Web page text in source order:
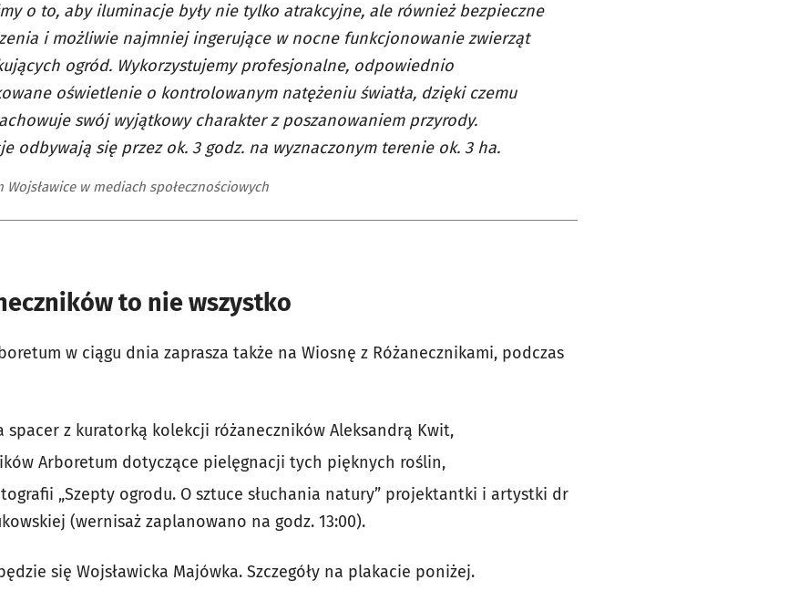
o to, aby iluminacje były nie tylko atrakcyjne, ale również bezpieczne
i możliwie najmniej ingerujące w nocne funkcjonowanie zwierząt
ogród. Wykorzystujemy profesjonalne, odpowiednio
oświetlenie o kontrolowanym natężeniu światła, dzięki czemu
swój wyjątkowy charakter z poszanowaniem przyrody.
odbywają się przez ok. 3 godz. na wyznaczonym terenie ok. 3 ha.
w mediach społecznościowych
to nie wszystko
w ciągu dnia zaprasza także na Wiosnę z Różanecznikami, podczas
spacer z kuratorką kolekcji różaneczników Aleksandrą Kwit,
Arboretum dotyczące pielęgnacji tych pięknych roślin,
„Szepty ogrodu. O sztuce słuchania natury” projektantki i artystki dr
(wernisaż zaplanowano na godz. 13:00).
się Wojsławicka Majówka. Szczegóły na plakacie poniżej.